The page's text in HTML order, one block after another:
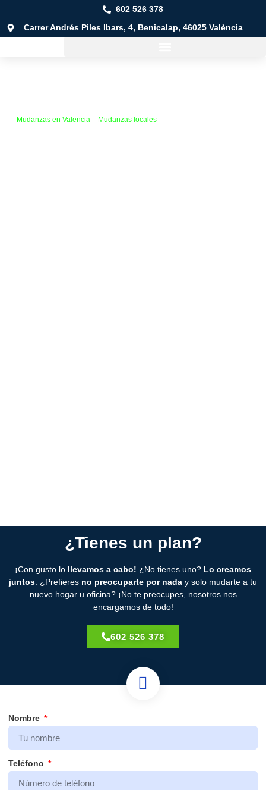
602 526 378
Carrer Andrés Piles Ibars, 4, Benicalap, 46025 València
Mudanzas en Valencia Mudanzas locales
¿Tienes un plan?
¡Con gusto lo llevamos a cabo! ¿No tienes uno? Lo creamos
juntos . ¿Prefieres no preocuparte por nada y solo mudarte a tu
nuevo hogar u oficina? ¡No te preocupes, nosotros nos
encargamos de todo!
602 526 378
Nombre
Teléfono